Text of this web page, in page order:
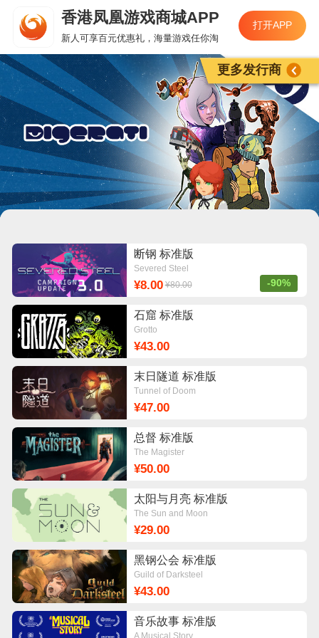
香港凤凰游戏商城APP
新人可享百元优惠礼，海量游戏任你淘
打开APP
断钢 标准版
Severed Steel
¥8.00 ¥80.00 -90%
石窟 标准版
Grotto
¥43.00
末日隧道 标准版
Tunnel of Doom
¥47.00
总督 标准版
The Magister
¥50.00
太阳与月亮 标准版
The Sun and Moon
¥29.00
黑钢公会 标准版
Guild of Darksteel
¥43.00
音乐故事 标准版
A Musical Story
更多发行商